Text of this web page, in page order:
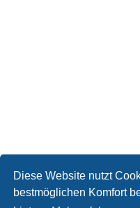
Diese Website nutzt
bestmöglichen Komfort